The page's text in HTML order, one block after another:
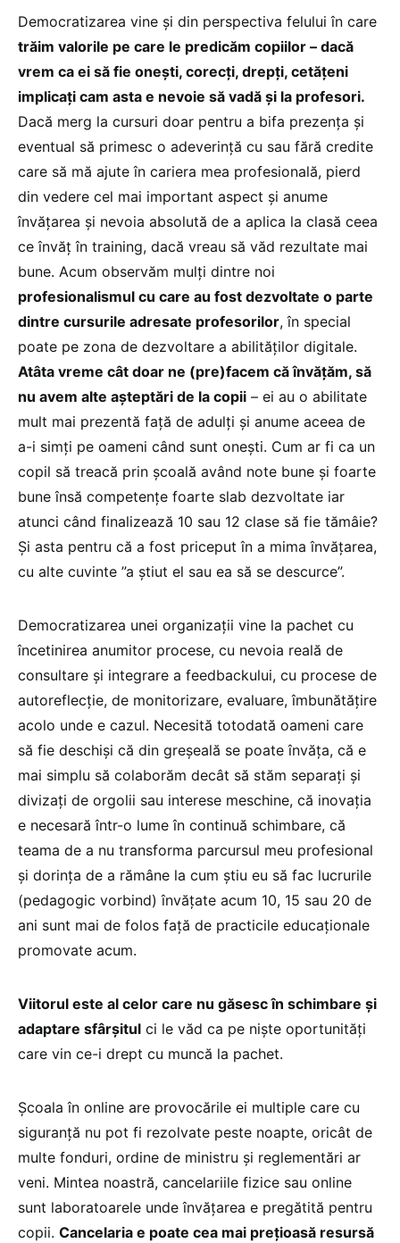
Democratizarea vine și din perspectiva felului în care
trăim valorile pe care le predicăm copiilor – dacă
vrem ca ei să fie onești, corecți, drepți, cetățeni
implicați cam asta e nevoie să vadă și la profesori.
Dacă merg la cursuri doar pentru a bifa prezența și
eventual să primesc o adeverință cu sau fără credite
care să mă ajute în cariera mea profesională, pierd
din vedere cel mai important aspect și anume
învățarea și nevoia absolută de a aplica la clasă ceea
ce învăț în training, dacă vreau să văd rezultate mai
bune. Acum observăm mulți dintre noi
profesionalismul cu care au fost dezvoltate o parte
dintre cursurile adresate profesorilor, în special
poate pe zona de dezvoltare a abilităților digitale.
Atâta vreme cât doar ne (pre)facem că învățăm, să
nu avem alte așteptări de la copii – ei au o abilitate
mult mai prezentă față de adulți și anume aceea de
a-i simți pe oameni când sunt onești. Cum ar fi ca un
copil să treacă prin școală având note bune și foarte
bune însă competențe foarte slab dezvoltate iar
atunci când finalizează 10 sau 12 clase să fie tămâie?
Și asta pentru că a fost priceput în a mima învățarea,
cu alte cuvinte ”a știut el sau ea să se descurce”.
Democratizarea unei organizații vine la pachet cu
încetinirea anumitor procese, cu nevoia reală de
consultare și integrare a feedbackului, cu procese de
autoreflecție, de monitorizare, evaluare, îmbunătățire
acolo unde e cazul. Necesită totodată oameni care
să fie deschiși că din greșeală se poate învăța, că e
mai simplu să colaborăm decât să stăm separați și
divizați de orgolii sau interese meschine, că inovația
e necesară într-o lume în continuă schimbare, că
teama de a nu transforma parcursul meu profesional
și dorința de a rămâne la cum știu eu să fac lucrurile
(pedagogic vorbind) învățate acum 10, 15 sau 20 de
ani sunt mai de folos față de practicile educaționale
promovate acum.
Viitorul este al celor care nu găsesc în schimbare și
adaptare sfârșitul ci le văd ca pe niște oportunități
care vin ce-i drept cu muncă la pachet.
Școala în online are provocările ei multiple care cu
siguranță nu pot fi rezolvate peste noapte, oricât de
multe fonduri, ordine de ministru și reglementări ar
veni. Mintea noastră, cancelariile fizice sau online
sunt laboratoarele unde învățarea e pregătită pentru
copii. Cancelaria e poate cea mai prețioasă resursă